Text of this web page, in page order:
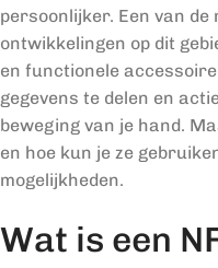
persoonlijker. Een van de
ontwikkelingen op dit
en functionele
gegevens te delen en
beweging van je hand.
en hoe kun je ze
mogelijkheden.
Wat is een